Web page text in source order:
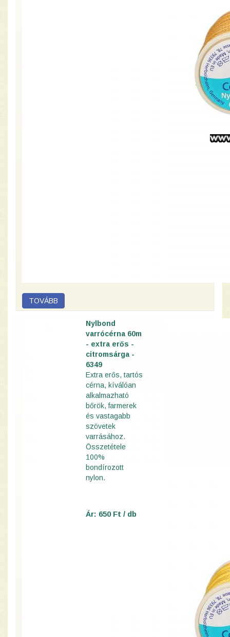
Nylbond
varrócérna 60m
- extra erős -
citromsárga -
6349
Extra erős, tartós
cérna, kíválóan
alkalmazható
bőrök, farmerek
és vastagabb
szövetek
varrásához.
Összetétele
100%
bondírozott
nylon.
Ár: 650 Ft / db